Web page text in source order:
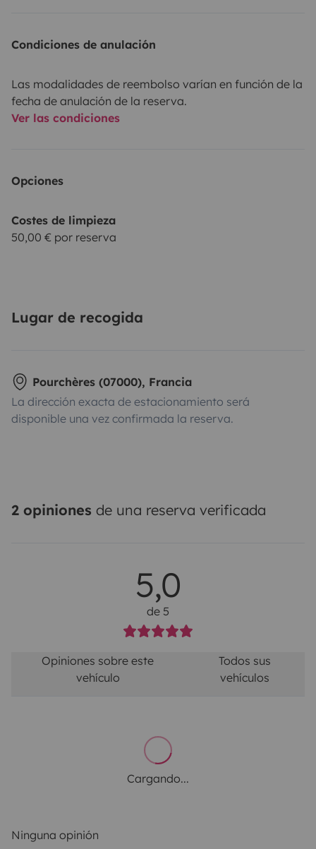
Condiciones de anulación
Las modalidades de reembolso varían en función de la
fecha de anulación de la reserva.
Ver las condiciones
Opciones
Costes de limpieza
50,00 € por reserva
Lugar de recogida
Pourchères (07000), Francia
La dirección exacta de estacionamiento será
disponible una vez confirmada la reserva.
2 opiniones de una reserva verificada
5,0
de 5
Opiniones sobre este
vehículo
Todos sus
vehículos
Cargando...
Ninguna opinión